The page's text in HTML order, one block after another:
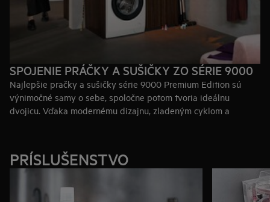
SPOJENIE PRÁČKY A SUŠIČKY ZO SÉRIE 9000
Najlepšie pračky a sušičky série 9000 Premium Edition sú
výnimočné samy o sebe, spoločne potom tvoria ideálnu
dvojicu. Vďaka modernému dizajnu, zladeným cyklom a
toho, aby ste strácali čas jej triedením.
Kúpiť práčku série 9000
PRÍSLUŠENSTVO